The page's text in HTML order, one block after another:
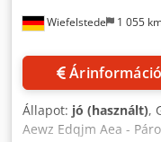
Wiefelstede 1 055
Árinformáció
Állapot: jó (használt),
Aewz Edqjm Aea -